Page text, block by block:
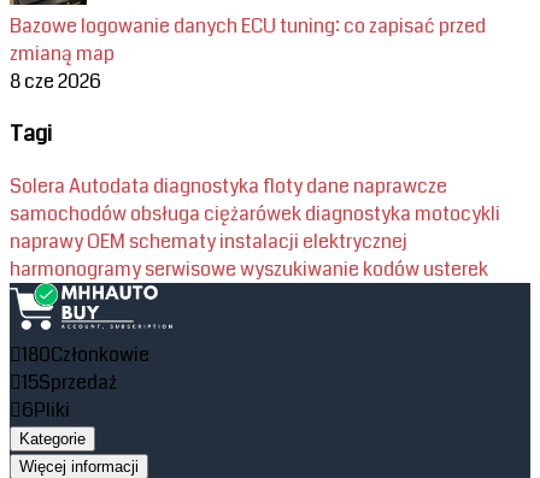
Bazowe logowanie danych ECU tuning: co zapisać przed
zmianą map
8 cze 2026
Tagi
SoleraAutodata diagnostyka flotydane naprawcze
samochodówobsługa ciężarówekdiagnostyka motocykli
naprawy OEM schematy instalacji elektrycznej
harmonogramy serwisowewyszukiwanie kodów usterek
180Członkowie
15Sprzedaż
6Pliki
Kategorie
Więcej informacji